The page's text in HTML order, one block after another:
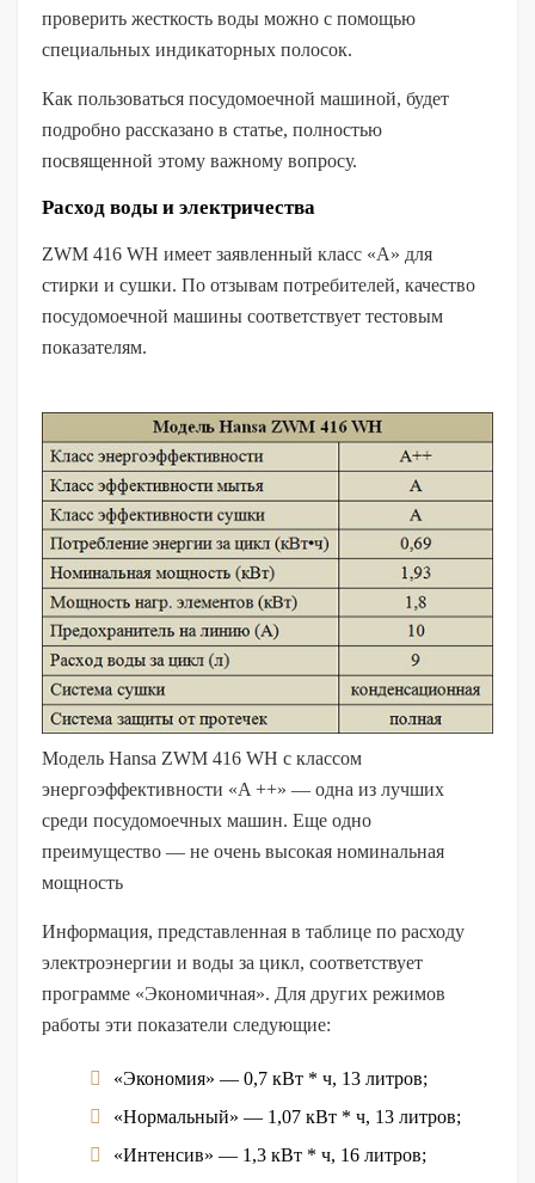
проверить жесткость воды можно с помощью
специальных индикаторных полосок.
Как пользоваться посудомоечной машиной, будет
подробно рассказано в статье, полностью
посвященной этому важному вопросу.
Расход воды и электричества
ZWM 416 WH имеет заявленный класс «A» для
стирки и сушки. По отзывам потребителей, качество
посудомоечной машины соответствует тестовым
показателям.
Модель Hansa ZWM 416 WH с классом
энергоэффективности «A ++» — одна из лучших
среди посудомоечных машин. Еще одно
преимущество — не очень высокая номинальная
мощность
Информация, представленная в таблице по расходу
электроэнергии и воды за цикл, соответствует
программе «Экономичная». Для других режимов
работы эти показатели следующие:
«Экономия» — 0,7 кВт * ч, 13 литров;
«Нормальный» — 1,07 кВт * ч, 13 литров;
«Интенсив» — 1,3 кВт * ч, 16 литров;